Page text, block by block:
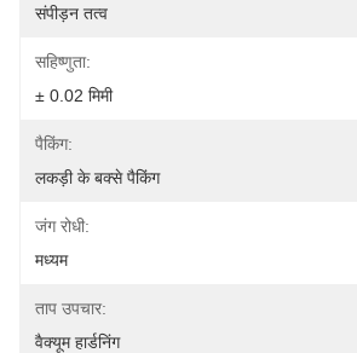
संपीड़न तत्व
सहिष्णुता:
± 0.02 मिमी
पैकिंग:
लकड़ी के बक्से पैकिंग
जंग रोधी:
मध्यम
ताप उपचार:
वैक्यूम हार्डनिंग